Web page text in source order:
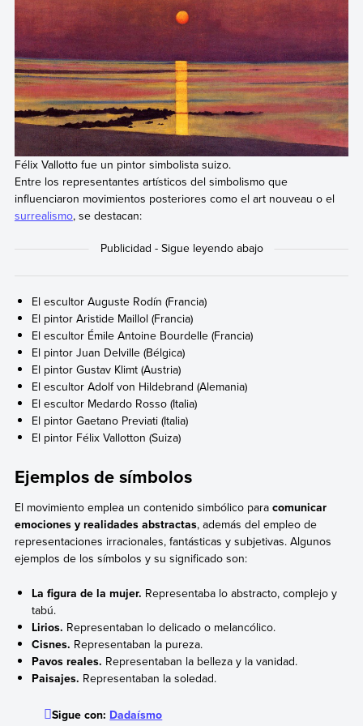
Félix Vallotto fue un pintor simbolista suizo.
Entre los representantes artísticos del simbolismo que
influenciaron movimientos posteriores como el art nouveau o el
surrealismo, se destacan:
El escultor Auguste Rodín (Francia)
El pintor Aristide Maillol (Francia)
El escultor Émile Antoine Bourdelle (Francia)
El pintor Juan Delville (Bélgica)
El pintor Gustav Klimt (Austria)
El escultor Adolf von Hildebrand (Alemania)
El escultor Medardo Rosso (Italia)
El pintor Gaetano Previati (Italia)
El pintor Félix Vallotton (Suiza)
Ejemplos de símbolos
El movimiento emplea un contenido simbólico paracomunicar
emociones y realidades abstractas, además del empleo de
representaciones irracionales, fantásticas y subjetivas. Algunos
ejemplos de los símbolos y su significado son:
La figura de la mujer. Representaba lo abstracto, complejo y
tabú.
Lirios. Representaban lo delicado o melancólico.
Cisnes. Representaban la pureza.
Pavos reales. Representaban la belleza y la vanidad.
Paisajes. Representaban la soledad.
Sigue con: Dadaísmo